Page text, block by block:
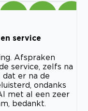
service
Afspraken
service, zelfs na
dat er na de
ondanks
met al een zeer
bedankt.